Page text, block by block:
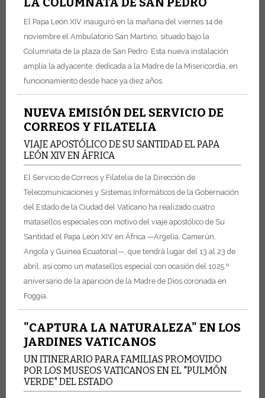
El Papa León XIV inauguró en la mañana del viernes 14 de
noviembre el Ambulatorio San Martino, situado bajo la
Columnata de la plaza de San Pedro. Esta nueva instalación
amplía la adyacente, dedicada a la Madre de la Misericordia, en
funcionamiento desde hace ya diez años.
NUEVA EMISIÓN DEL SERVICIO DE
CORREOS Y FILATELIA
VIAJE APOSTÓLICO DE SU SANTIDAD EL PAPA
LEÓN XIV EN ÁFRICA
El Servicio de Correos y Filatelia de la Dirección de
Telecomunicaciones y Sistemas Informáticos de la Gobernación
del Estado de la Ciudad del Vaticano ha realizado cuatro
matasellos especiales con motivo del viaje apostólico de Su
Santidad el Papa León XIV en África —Argelia, Camerún,
Angola y Guinea Ecuatorial—, que tendrá lugar del 13 al 23 de
abril, así como un matasellos especial con ocasión del 1025.º
aniversario de la aparición de la Madre de Dios coronada en
Foggia.
"CAPTURA LA NATURALEZA" EN LOS
JARDINES VATICANOS
UN ITINERARIO PARA FAMILIAS PROMOVIDO
POR LOS MUSEOS VATICANOS EN EL "PULMÓN
VERDE" DEL ESTADO